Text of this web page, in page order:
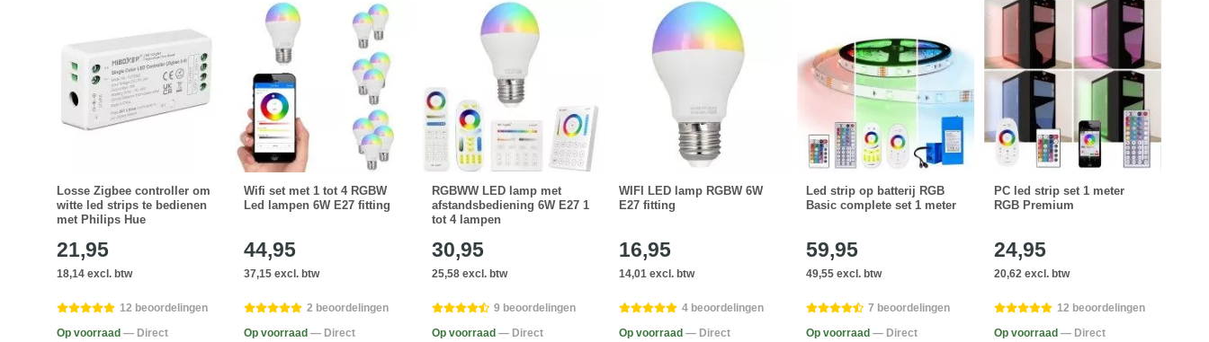
Losse Zigbee controller om
witte led strips te bedienen
met Philips Hue
21,95
18,14 excl. btw
12 beoordelingen
Op voorraad — Direct
Wifi set met 1 tot 4 RGBW
Led lampen 6W E27 fitting
44,95
37,15 excl. btw
2 beoordelingen
Op voorraad — Direct
RGBWW LED lamp met
afstandsbediening 6W E27 1
tot 4 lampen
30,95
25,58 excl. btw
9 beoordelingen
Op voorraad — Direct
WIFI LED lamp RGBW 6W
E27 fitting
16,95
14,01 excl. btw
4 beoordelingen
Op voorraad — Direct
Led strip op batterij RGB
Basic complete set 1 meter
59,95
49,55 excl. btw
7 beoordelingen
Op voorraad — Direct
PC led strip set 1 meter
RGB Premium
24,95
20,62 excl. btw
12 beoordelingen
Op voorraad — Direct